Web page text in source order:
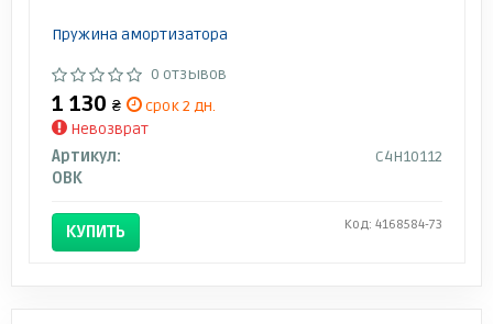
Пружина амортизатора
0 отзывов
1 130 ₴
срок 2 дн.
Невозврат
Артикул:
C4H10112
OBK
КУПИТЬ Код: 4168584-73